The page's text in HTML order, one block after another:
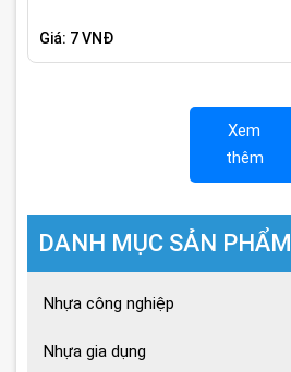
Giá: 7 VNĐ
Xem
thêm
DANH MỤC SẢN PHẨM
Nhựa công nghiệp
Nhựa gia dụng